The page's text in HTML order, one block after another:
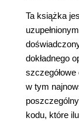
Ta książka
dokładnego
w tym
kodu, które